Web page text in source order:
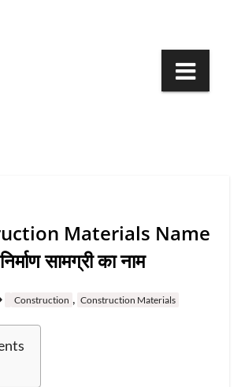
Materials Name
सामग्री का नाम
Construction , Construction Materials